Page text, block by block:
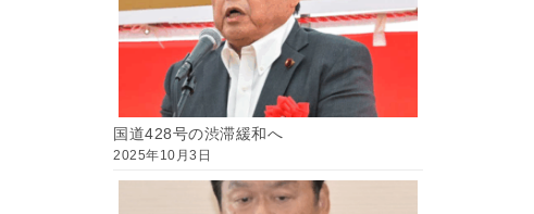
国道428号の渋滞緩和へ
2025年10月3日